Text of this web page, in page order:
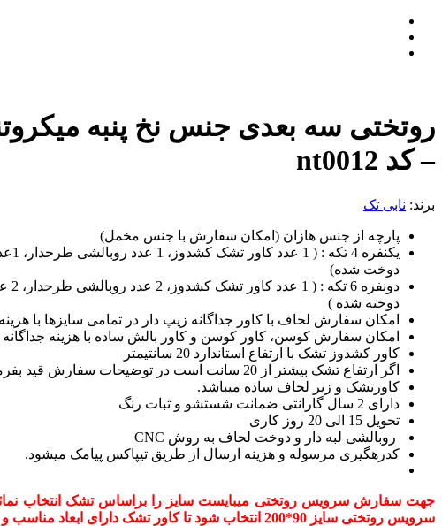
روتختی سه بعدی جنس نخ پنبه
– کد nt0012
برند: نابی تک
پارچه از جنس هازان (امکان سفارش با جنس مخمل)
دوخت شده)
دوخته شده )
امکان سفارش لحاف با کاور جداگانه زیپ دار در تمامی سایزها با
امکان سفارش کوسن، کاور کوسن و کاور بالش ساده با هزینه
کاور کشدوز تشک با ارتفاع استاندارد 20 سانتیمتر
اگر ارتفاع تشک بیشتر از 20 سانت است در توضیحات سفارش قید بفرمائید
کاورتشک و زیر لحاف ساده میباشد.
دارای 2 سال گارانتی ضمانت شستشو و ثبات رنگ
تحویل 15 الی 20 روز کاری
روبالشی لبه دار و دوخت لحاف به روش CNC
کدرهگیری مرسوله و هزینه ارسال از طریق تیپاکس پیامک میشود.
سرویس روتختی سایز 90*200 انتخاب شود تا کاور تشک دارای ابعاد مناسب و روتختی با آویز استاندارد باشد.